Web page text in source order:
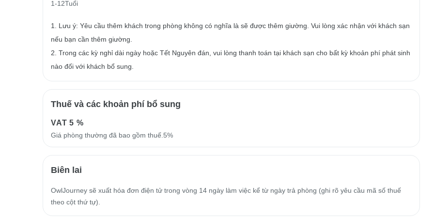
1-12Tuổi
1. Lưu ý: Yêu cầu thêm khách trong phòng không có nghĩa là sẽ được thêm giường. Vui lòng xác nhận với khách sạn
nếu bạn cần thêm giường.
2. Trong các kỳ nghỉ dài ngày hoặc Tết Nguyên đán, vui lòng thanh toán tại khách sạn cho bất kỳ khoản phí phát sinh
nào đối với khách bổ sung.
Thuế và các khoản phí bổ sung
VAT5 %
Giá phòng thường đã bao gồm thuế.5%
Biên lai
OwlJourney sẽ xuất hóa đơn điện tử trong vòng 14 ngày làm việc kể từ ngày trả phòng (ghi rõ yêu cầu mã số thuế
theo cột thứ tự).